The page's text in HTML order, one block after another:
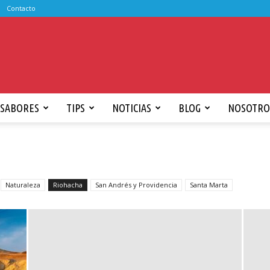
Contacto
SABORES TIPS NOTICIAS BLOG
Naturaleza Riohacha San Andrés y Providencia Santa Marta